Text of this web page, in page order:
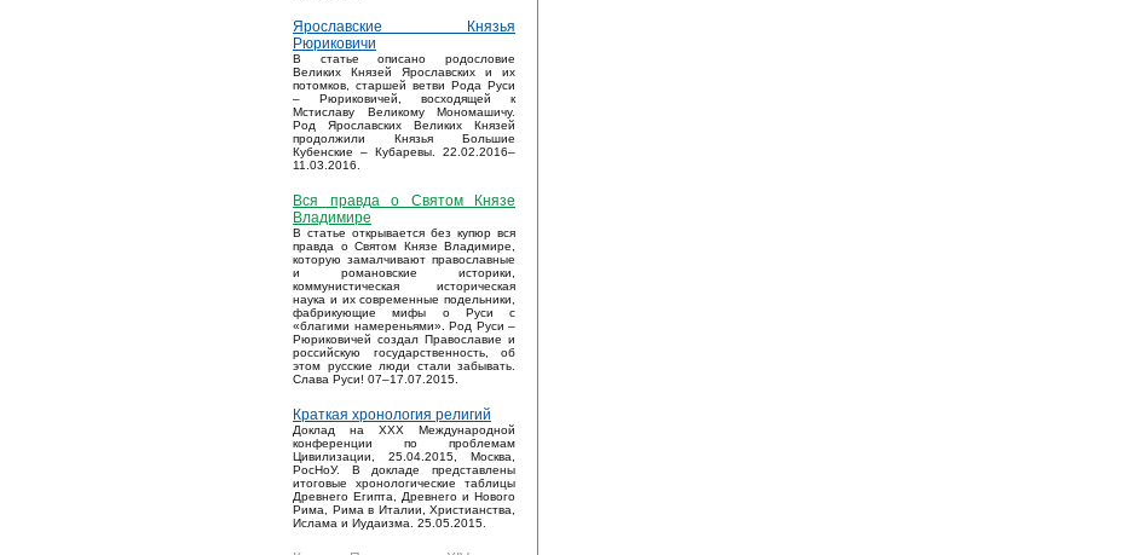
Ярославские Князья
Рюриковичи
В статье описано родословие
Великих Князей Ярославских и их
потомков, старшей ветви Рода Руси
– Рюриковичей, восходящей к
Мстиславу Великому Мономашичу.
Род Ярославских Великих Князей
продолжили Князья Большие
Кубенские – Кубаревы. 22.02.2016–
11.03.2016.
Вся правда о Святом Князе
Владимире
В статье открывается без купюр вся
правда о Святом Князе Владимире,
которую замалчивают православные
и романовские историки,
коммунистическая историческая
наука и их современные подельники,
фабрикующие мифы о Руси с
«благими намереньями». Род Руси –
Рюриковичей создал Православие и
российскую государственность, об
этом русские люди стали забывать.
Слава Руси! 07–17.07.2015.
Краткая хронология религий
Доклад на XXX Международной
конференции по проблемам
Цивилизации, 25.04.2015, Москва,
РосНоУ. В докладе представлены
итоговые хронологические таблицы
Древнего Египта, Древнего и Нового
Рима, Рима в Италии, Христианства,
Ислама и Иудаизма. 25.05.2015.